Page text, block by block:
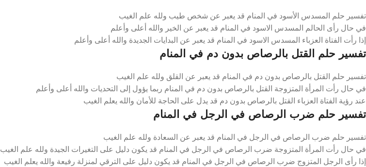
تفسير حلم المسدس الأسود في المنام قد يعبر عن شخص طيب ولله علم الغيب
في حال رأى الحالم المسدس الاسود في المنام قد يعبر عن الخير والله أعلى وأعلم
إذا رأت الفتاة العزباء المسدس الاسود في المنام قد يعبر عن البدايات الجديدة والله أعلى وأعلم
تفسير حلم القتل بالرصاص بدون دم في المنام
تفسير حلم القتل بالرصاص بدون دم في المنام قد يعبر عن القلق ولله علم الغيب
في حال رأت المرأة المتزوجة القتل بالرصاص بدون دم في المنام ربما يؤول إلى التحديات والله أعلى وأعلم
عند رؤية الفتاة العزباء القتل بالرصاص بدون دم قد يدل على الحاجة للأمان والله يعلم الغيب
تفسير حلم ضرب الرصاص في الرجل في المنام
تفسير حلم ضرب الرصاص في الرجل في المنام قد يعبر عن السعادة ولله علم الغيب
في حال رأت المرأة المتزوجة ضرب الرصاص في الرجل في المنام قد يكون دليل على التغيرات الجيدة ولله علم الغيب
إذا رأى الرجل المتزوج ضرب الرصاص في الرجل في المنام قد يكون دليل على الترقي لمنزلة رفيعة والله يعلم الغيب